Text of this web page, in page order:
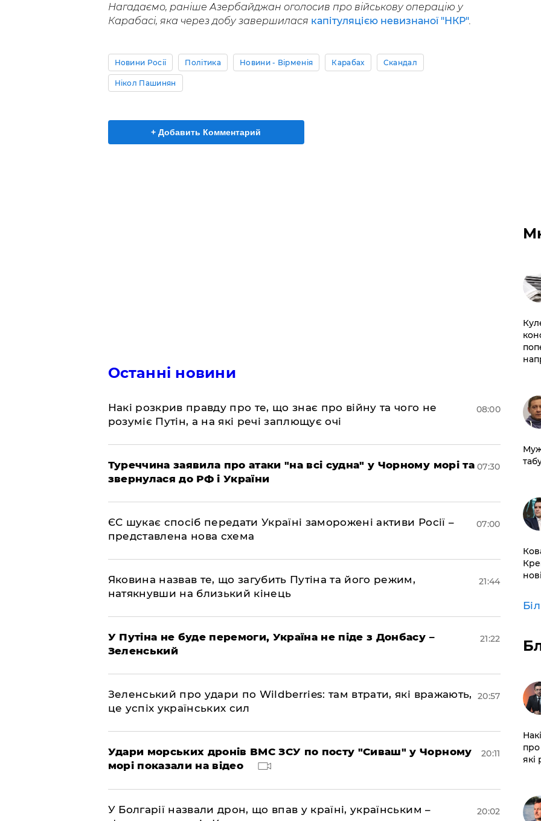
Нагадаємо, раніше Азербайджан оголосив про військову операцію у
Карабасі, яка через добу завершилася капітуляцією невизнаної "НКР".
Новини Росії Політика Новини - Вірменія Карабах Скандал
Нікол Пашинян
+ Добавить Комментарий
Останні новини
Накі розкрив правду про те, що знає про війну та чого не
розуміє Путін, а на які речі заплющує очі
08:00
Туреччина заявила про атаки "на всі судна" у Чорному морі та
звернулася до РФ і України
07:30
ЄС шукає спосіб передати Україні заморожені активи Росії –
представлена ​​нова схема
07:00
Яковина назвав те, що загубить Путіна та його режим,
натякнувши на близький кінець
21:44
У Путіна не буде перемоги, Україна не піде з Донбасу –
Зеленський
21:22
Зеленський про удари по Wildberries: там втрати, які вражають,
це успіх українських сил
20:57
Удари морських дронів ВМС ЗСУ по посту "Сиваш" у Чорному
морі показали на відео
20:11
У Болгарії назвали дрон, що впав у країні, українським –
20:02
про
які